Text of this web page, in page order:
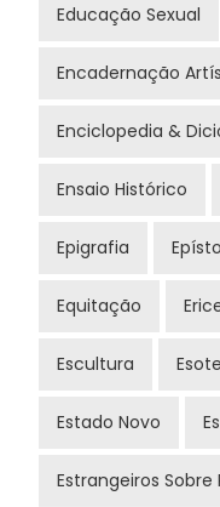
Educação Sexual
Encadernação
Enciclopedia &
Ensaio Histórico
Epigrafia
Equitação
Escultura
Estado Novo
Estrangeiros Sobre